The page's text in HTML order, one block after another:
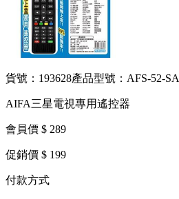
貨號：193628產品型號：AFS-52-SA
AIFA三星電視專用遙控器
會員價 $ 289
促銷價 $ 199
付款方式